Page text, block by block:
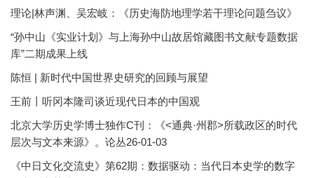
理论|林声渊、吴宏岐：《历史海防地理学若干理论问题刍议》
“孙中山《实业计划》与上海孙中山故居馆藏图书文献专题数据
库”二期成果上线
陈恒 | 新时代中国世界史研究的回顾与展望
王前丨听冈本隆司谈近现代日本的中国观
北京大学历史学博士独作C刊：《<通典·州郡>所载政区的时代
层次与文本来源》。论丛26-01-03
《中日文化交流史》第62期：数据驱动：当代日本史学的数字